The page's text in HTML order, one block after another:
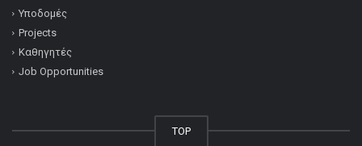
Υποδομές
Projects
Καθηγητές
Job Opportunities
TOP